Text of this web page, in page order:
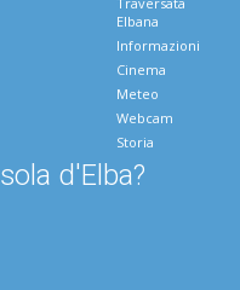
Elbana
Informazioni
Cinema
Meteo
Webcam
Storia
d'Elba?